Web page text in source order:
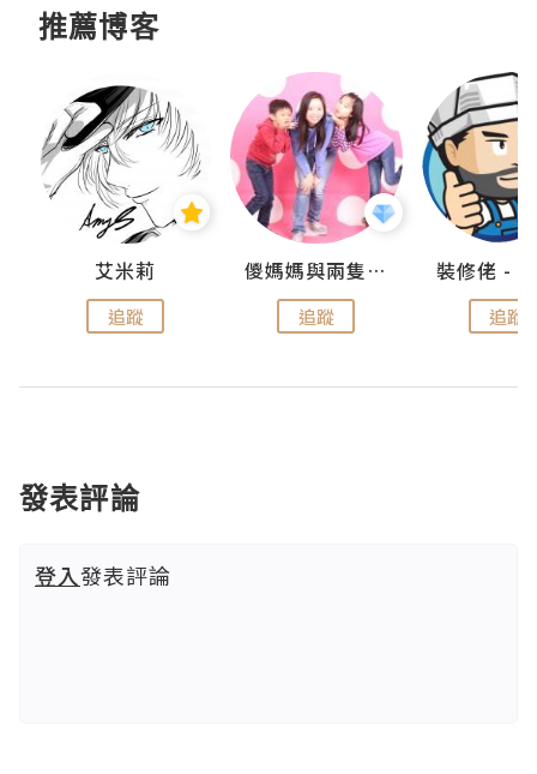
推薦博客
艾米莉
追蹤
儍媽媽與兩隻小魔怪之家
追蹤 追蹤
發表評論
登入發表評論